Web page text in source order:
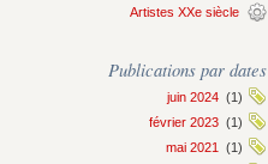
Artistes XXe siècle
Publications par dates
juin 2024 (1)
février 2023 (1)
mai 2021
(1)